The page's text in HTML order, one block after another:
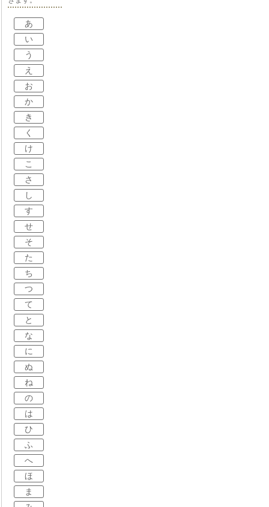
あ
い
う
え
お
か
き
く
け
こ
さ
し
す
せ
そ
た
ち
つ
て
と
な
に
ぬ
ね
の
は
ひ
ふ
へ
ほ
ま